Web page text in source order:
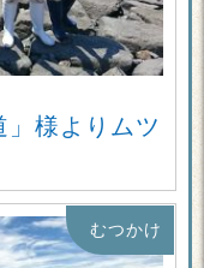
」様よりムツ
むつかけ